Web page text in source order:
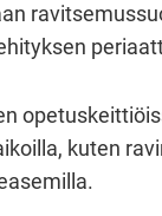
kuten